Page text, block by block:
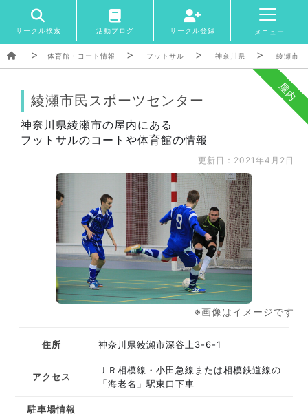
サークル検索 活動ブログ サークル登録 メニュー
体育館・コート情報 フットサル 神奈川県 綾瀬市
屋内
綾瀬市民スポーツセンター
神奈川県綾瀬市の屋内にある
フットサルのコートや体育館の情報
更新日：2021年4月2日
※画像はイメージです
住所 神奈川県綾瀬市深谷上3-6-1
アクセス
ＪＲ相模線・小田急線または相模鉄道線の
「海老名」駅東口下車
駐車場情報